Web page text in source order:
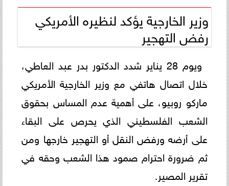
وزير الخارجية يؤكد لنظيره الأمريكي
رفض التهجير
ويوم 28 يناير شدد الدكتور بدر عبد العاطي،
خلال اتصال هاتفي مع وزير الخارجية الأمريكي
ماركو روبيو، على أهمية عدم المساس بحقوق
الشعب الفلسطيني الذي يحرص على البقاء
على أرضه ورفض النقل أو التهجير خارجها ومن
ثم ضرورة احترام صمود هذا الشعب وحقه في
تقرير المصير.